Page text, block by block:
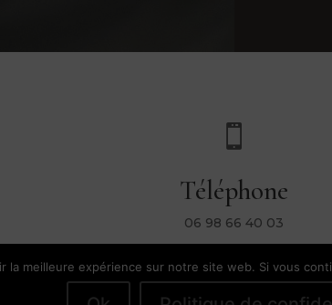

Téléphone
06 98 66 40 03
Conditions Générales de Vente Mentions
la meilleure expérience sur notre site web. Si vous